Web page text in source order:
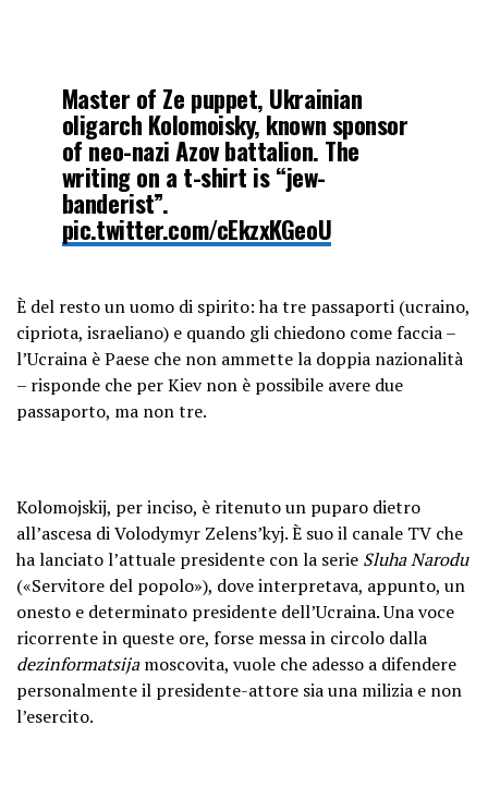
Master of Ze puppet, Ukrainian
oligarch Kolomoisky, known sponsor
of neo-nazi Azov battalion. The
writing on a t-shirt is “jew-
banderist”.
pic.twitter.com/cEkzxKGeoU
April 22, 2019
È del resto un uomo di spirito: ha tre passaporti (ucraino,
cipriota, israeliano) e quando gli chiedono come faccia –
l’Ucraina è Paese che non ammette la doppia nazionalità
– risponde che per Kiev non è possibile avere due
passaporto, ma non tre.
Kolomojskij, per inciso, è ritenuto un puparo dietro
all’ascesa di Volodymyr Zelens’kyj. È suo il canale TV che
ha lanciato l’attuale presidente con la serie Sluha Narodu
(«Servitore del popolo»), dove interpretava, appunto, un
onesto e determinato presidente dell’Ucraina. Una voce
ricorrente in queste ore, forse messa in circolo dalla
dezinformatsijamoscovita, vuole che adesso a difendere
personalmente il presidente-attore sia una milizia e non
l’esercito.